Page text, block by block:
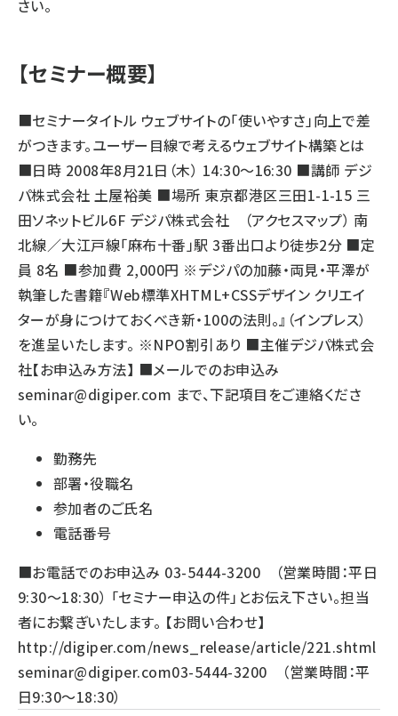
さい。
【セミナー概要】
■セミナータイトル ウェブサイトの「使いやすさ」向上で差
がつきます。ユーザー目線で考えるウェブサイト構築とは
■日時 2008年8月21日（木） 14:30～16:30 ■講師 デジ
パ株式会社 土屋裕美 ■場所 東京都港区三田1-1-15 三
田ソネットビル6F デジパ株式会社 （アクセスマップ） 南
北線／大江戸線「麻布十番」駅 3番出口より徒歩2分 ■定
員 8名 ■参加費 2,000円 ※デジパの加藤・両見・平澤が
執筆した書籍『Web標準XHTML+CSSデザイン クリエイ
ターが身につけておくべき新・100の法則。』（インプレス）
を進呈いたします。 ※NPO割引あり ■主催デジパ株式会
社【お申込み方法】 ■メールでのお申込み
seminar@digiper.com まで、下記項目をご連絡くださ
い。
勤務先
部署・役職名
参加者のご氏名
電話番号
■お電話でのお申込み 03-5444-3200 （営業時間：平日
9:30～18:30） 「セミナー申込の件」とお伝え下さい。担当
者にお繋ぎいたします。 【お問い合わせ】
http://digiper.com/news_release/article/221.shtml
seminar@digiper.com03-5444-3200 （営業時間：平
日9:30～18:30）